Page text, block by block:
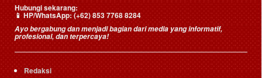
Hubungi sekarang:
📱HP/WhatsApp:(+62) 853 7768 8284
Ayo bergabung dan menjadi bagian dari media yang informatif,
profesional, dan terpercaya!
Redaksi